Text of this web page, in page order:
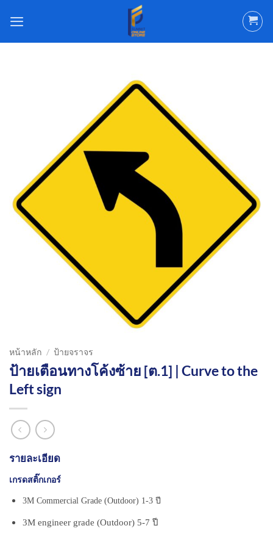
ไป
หน้าหลัก / ป้ายจราจร
ป้ายเตือนทางโค้งซ้าย [ต.1] | Curve to the
Left sign
รายละเอียด
เกรดสติ๊กเกอร์
3M Commercial Grade (Outdoor) 1-3 ปี
3M engineer grade (Outdoor) 5-7 ปี